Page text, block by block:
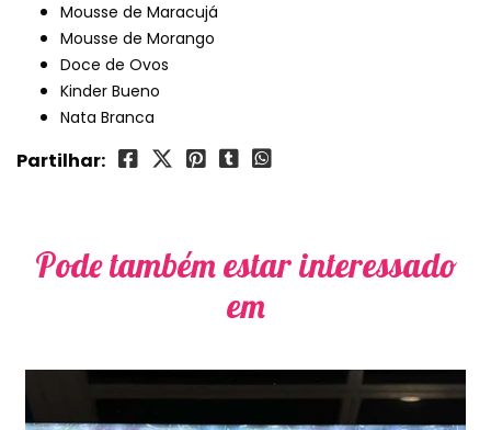
Mousse de Maracujá
Mousse de Morango
Doce de Ovos
Kinder Bueno
Nata Branca
Partilhar:
Pode também estar interessado
em